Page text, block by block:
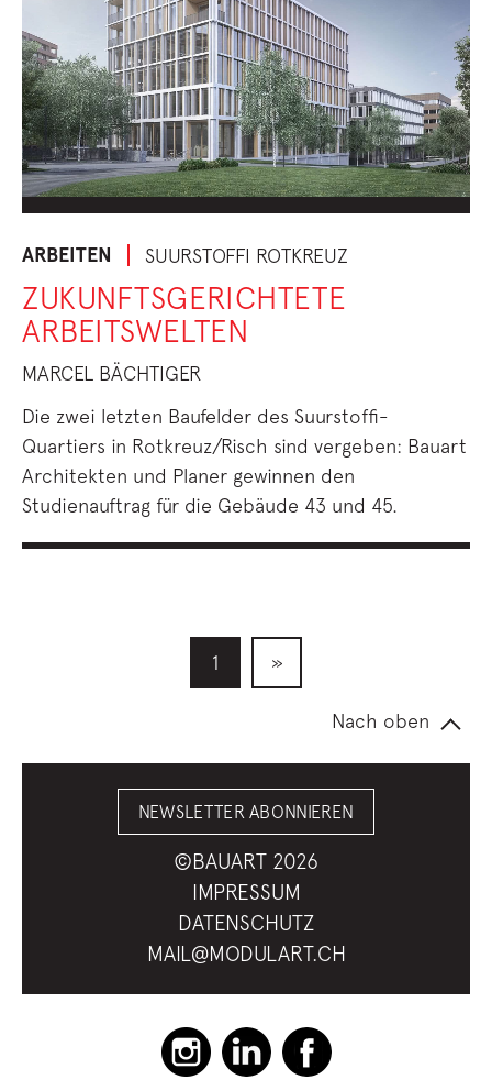
ARBEITEN SUURSTOFFI ROTKREUZ
ZUKUNFTSGERICHTETE
ARBEITSWELTEN
MARCEL BÄCHTIGER
Die zwei letzten Baufelder des Suurstoffi-
Quartiers in Rotkreuz/Risch sind vergeben: Bauart
Architekten und Planer gewinnen den
Studienauftrag für die Gebäude 43 und 45.
1 »
Nach oben
NEWSLETTER ABONNIEREN
©BAUART 2026
IMPRESSUM
DATENSCHUTZ
MAIL@MODULART.CH